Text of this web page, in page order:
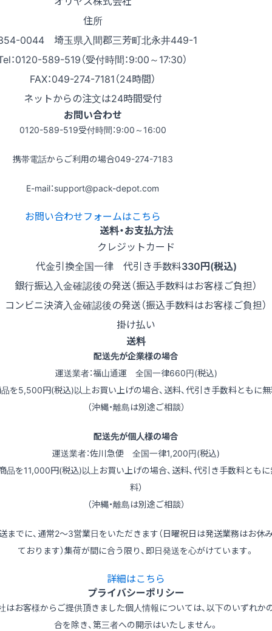
住所
0044 埼玉県入間郡三芳町北永井449-1
：0120-589-519（受付時間：9:00～17:30）
FAX：049-274-7181（24時間）
ネットからの注文は24時間受付
お問い合わせ
0120-589-519受付時間：9:00～16:00
携帯電話からご利用の場合049-274-7183
E-mail：support@pack-depot.com
お問い合わせフォームはこちら
送料・お支払方法
クレジットカード
代金引換全国一律 代引き手数料330円(税込)
銀行振込入金確認後の発送（振込手数料はお客様ご負担）
コンビニ決済入金確認後の発送（振込手数料はお客様ご負担）
掛け払い
送料
配送先が企業様の場合
運送業者：福山通運 全国一律660円(税込)
品を5,500円(税込)以上お買い上げの場合、送料、代引き手数料ともに無
（沖縄・離島は別途ご相談）
配送先が個人様の場合
運送業者：佐川急便 全国一律1,200円(税込)
品を11,000円(税込)以上お買い上げの場合、送料、代引き手数料とも
料）
（沖縄・離島は別途ご相談）
までに、通常2～3営業日をいただきます（日曜祝日は発送業務はお休
ております）集荷が間に合う限り、即日発送を心がけています。
詳細はこちら
プライバシーポリシー
はお客様からご提供頂きました個人情報については、以下のいずれか
合を除き、第三者への開示はいたしません。